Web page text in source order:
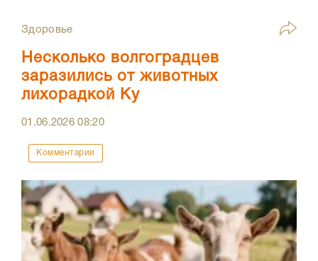
Здоровье
Несколько волгоградцев
заразились от животных
лихорадкой Ку
01.06.202608:20
Комментарии